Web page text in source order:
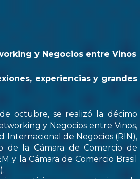
y Negocios entre Vinos
experiencias y grandes
octubre, se realizó la décimo
y Negocios entre Vinos,
Internacional de Negocios (RIN),
de la Cámara de Comercio de
y la Cámara de Comercio Brasil